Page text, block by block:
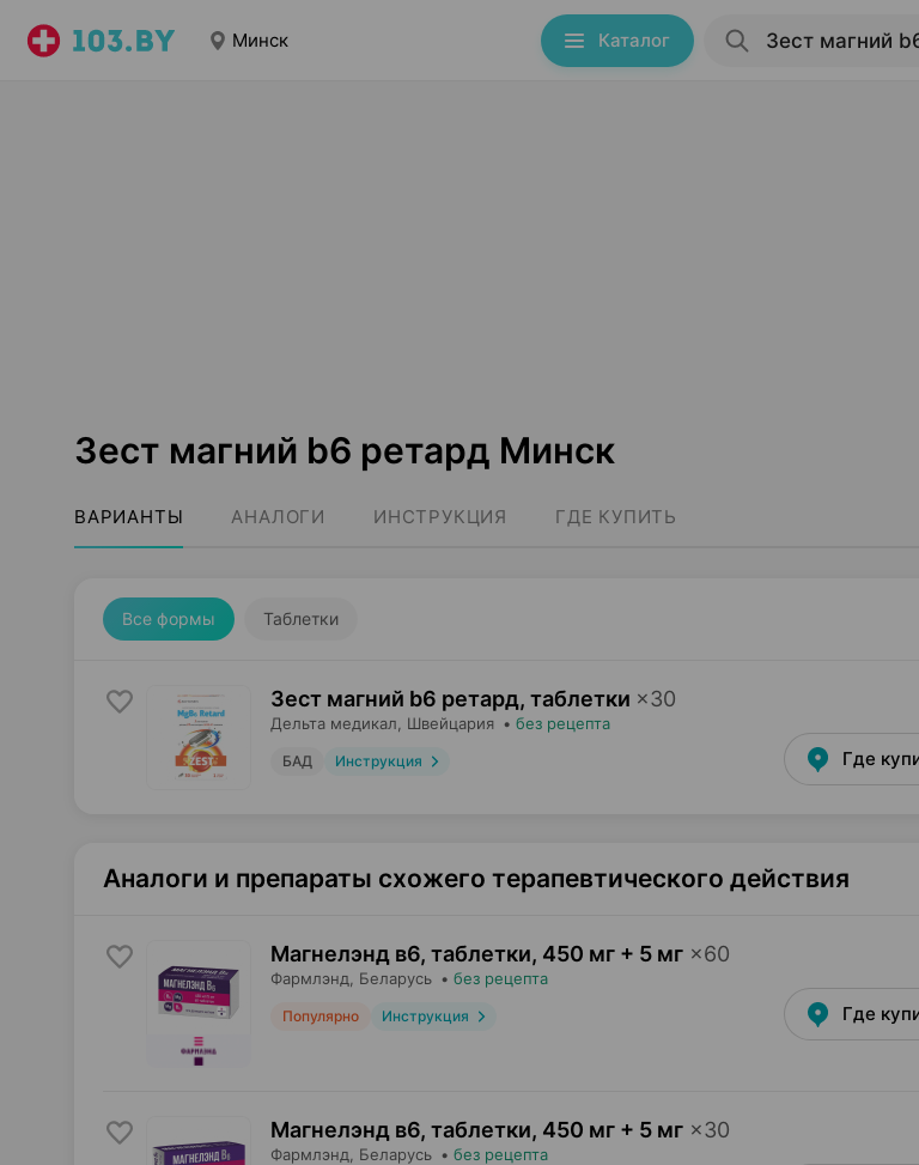
Минск Каталог
Зест магний b6 ретард Минск
ВАРИАНТЫ АНАЛОГИ ИНСТРУКЦИЯ ГДЕ КУПИТЬ
Все формы Таблетки
Зест магний b6 ретард, таблетки ×30
Дельта медикал , Швейцария • без рецепта
БАД Инструкция Где
Аналоги и препараты схожего терапевтического действия
Магнелэнд в6, таблетки, 450 мг + 5 мг ×60
Фармлэнд , Беларусь • без рецепта
Популярно Инструкция Где
Магнелэнд в6, таблетки, 450 мг + 5 мг ×30
Фармлэнд , Беларусь • без рецепта